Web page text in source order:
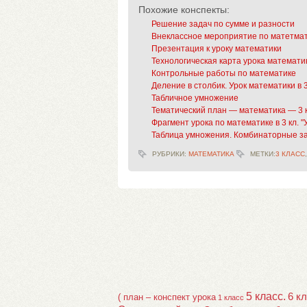
Похожие конспекты:
Решение задач по сумме и разности
Внеклассное мероприятие по
Презентация к уроку математики
Технологическая карта урока
Контрольные работы по математике
Деление в столбик. Урок математики в
Табличное умножение
Тематический план — математика — 3
Фрагмент урока по математике в 3 кл.
Таблица умножения. Комбинаторные
РУБРИКИ: МАТЕМАТИКА МЕТКИ:3 КЛАСС
( план – конспект урока 1 класс 5 класс. 6